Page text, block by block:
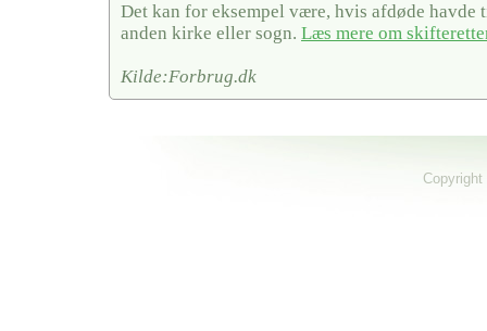
Det kan for eksempel være, hvis afdøde
anden kirke eller sogn. Læs mere om
Kilde:Forbrug.dk